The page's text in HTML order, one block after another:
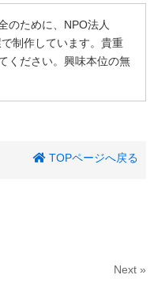
のために、NPO法人
制作しています。貴重
ください。興味本位の無
TOPページへ戻る
Next »